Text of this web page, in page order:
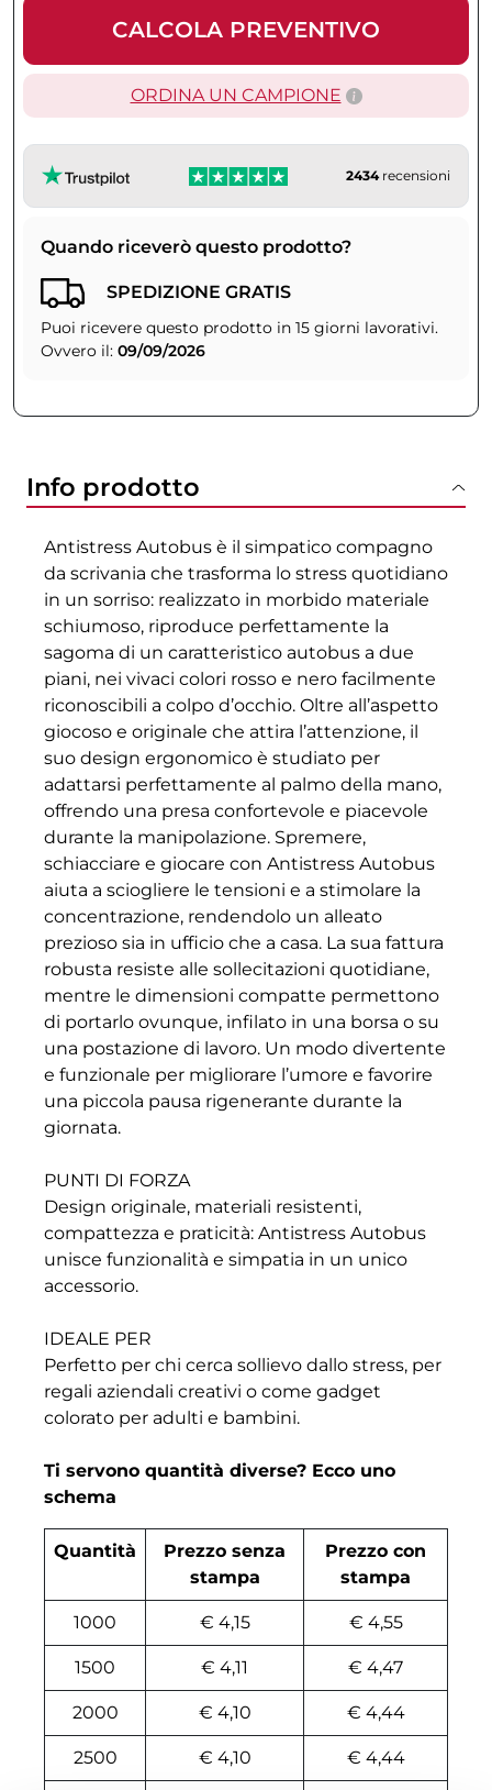
CALCOLA PREVENTIVO
ORDINA UN CAMPIONE
2434recensioni
Quando riceverò questo prodotto?
SPEDIZIONE GRATIS
Puoi ricevere questo prodotto in 15 giorni lavorativi.
Ovvero il: 09/09/2026
Info prodotto
Antistress Autobus è il simpatico compagno
da scrivania che trasforma lo stress quotidiano
in un sorriso: realizzato in morbido materiale
schiumoso, riproduce perfettamente la
sagoma di un caratteristico autobus a due
piani, nei vivaci colori rosso e nero facilmente
riconoscibili a colpo d’occhio. Oltre all’aspetto
giocoso e originale che attira l’attenzione, il
suo design ergonomico è studiato per
adattarsi perfettamente al palmo della mano,
offrendo una presa confortevole e piacevole
durante la manipolazione. Spremere,
schiacciare e giocare con Antistress Autobus
aiuta a sciogliere le tensioni e a stimolare la
concentrazione, rendendolo un alleato
prezioso sia in ufficio che a casa. La sua fattura
robusta resiste alle sollecitazioni quotidiane,
mentre le dimensioni compatte permettono
di portarlo ovunque, infilato in una borsa o su
una postazione di lavoro. Un modo divertente
e funzionale per migliorare l’umore e favorire
una piccola pausa rigenerante durante la
giornata.
PUNTI DI FORZA
Design originale, materiali resistenti,
compattezza e praticità: Antistress Autobus
unisce funzionalità e simpatia in un unico
accessorio.
IDEALE PER
Perfetto per chi cerca sollievo dallo stress, per
regali aziendali creativi o come gadget
colorato per adulti e bambini.
Ti servono quantità diverse? Ecco uno
schema
Quantità
Prezzo senza
stampa
Prezzo con
stampa
1000 € 4,15 € 4,55
1500 € 4,11 € 4,47
2000 € 4,10 € 4,44
2500 € 4,10 € 4,44